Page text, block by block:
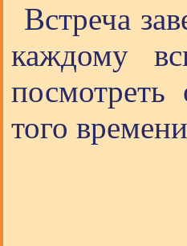
Встреча
каждому
того